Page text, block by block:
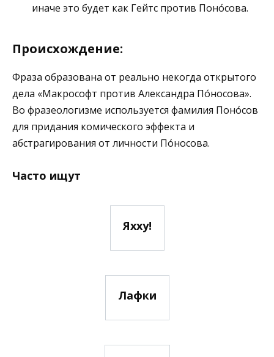
иначе это будет как Гейтс против Поно́сова.
Происхождение:
Фраза образована от реально некогда открытого
дела «Макрософт против Александра По́носова».
Во фразеологизме используется фамилия Поно́сов
для придания комического эффекта и
абстрагирования от личности По́носова.
Часто ищут
Яхху!
Лафки